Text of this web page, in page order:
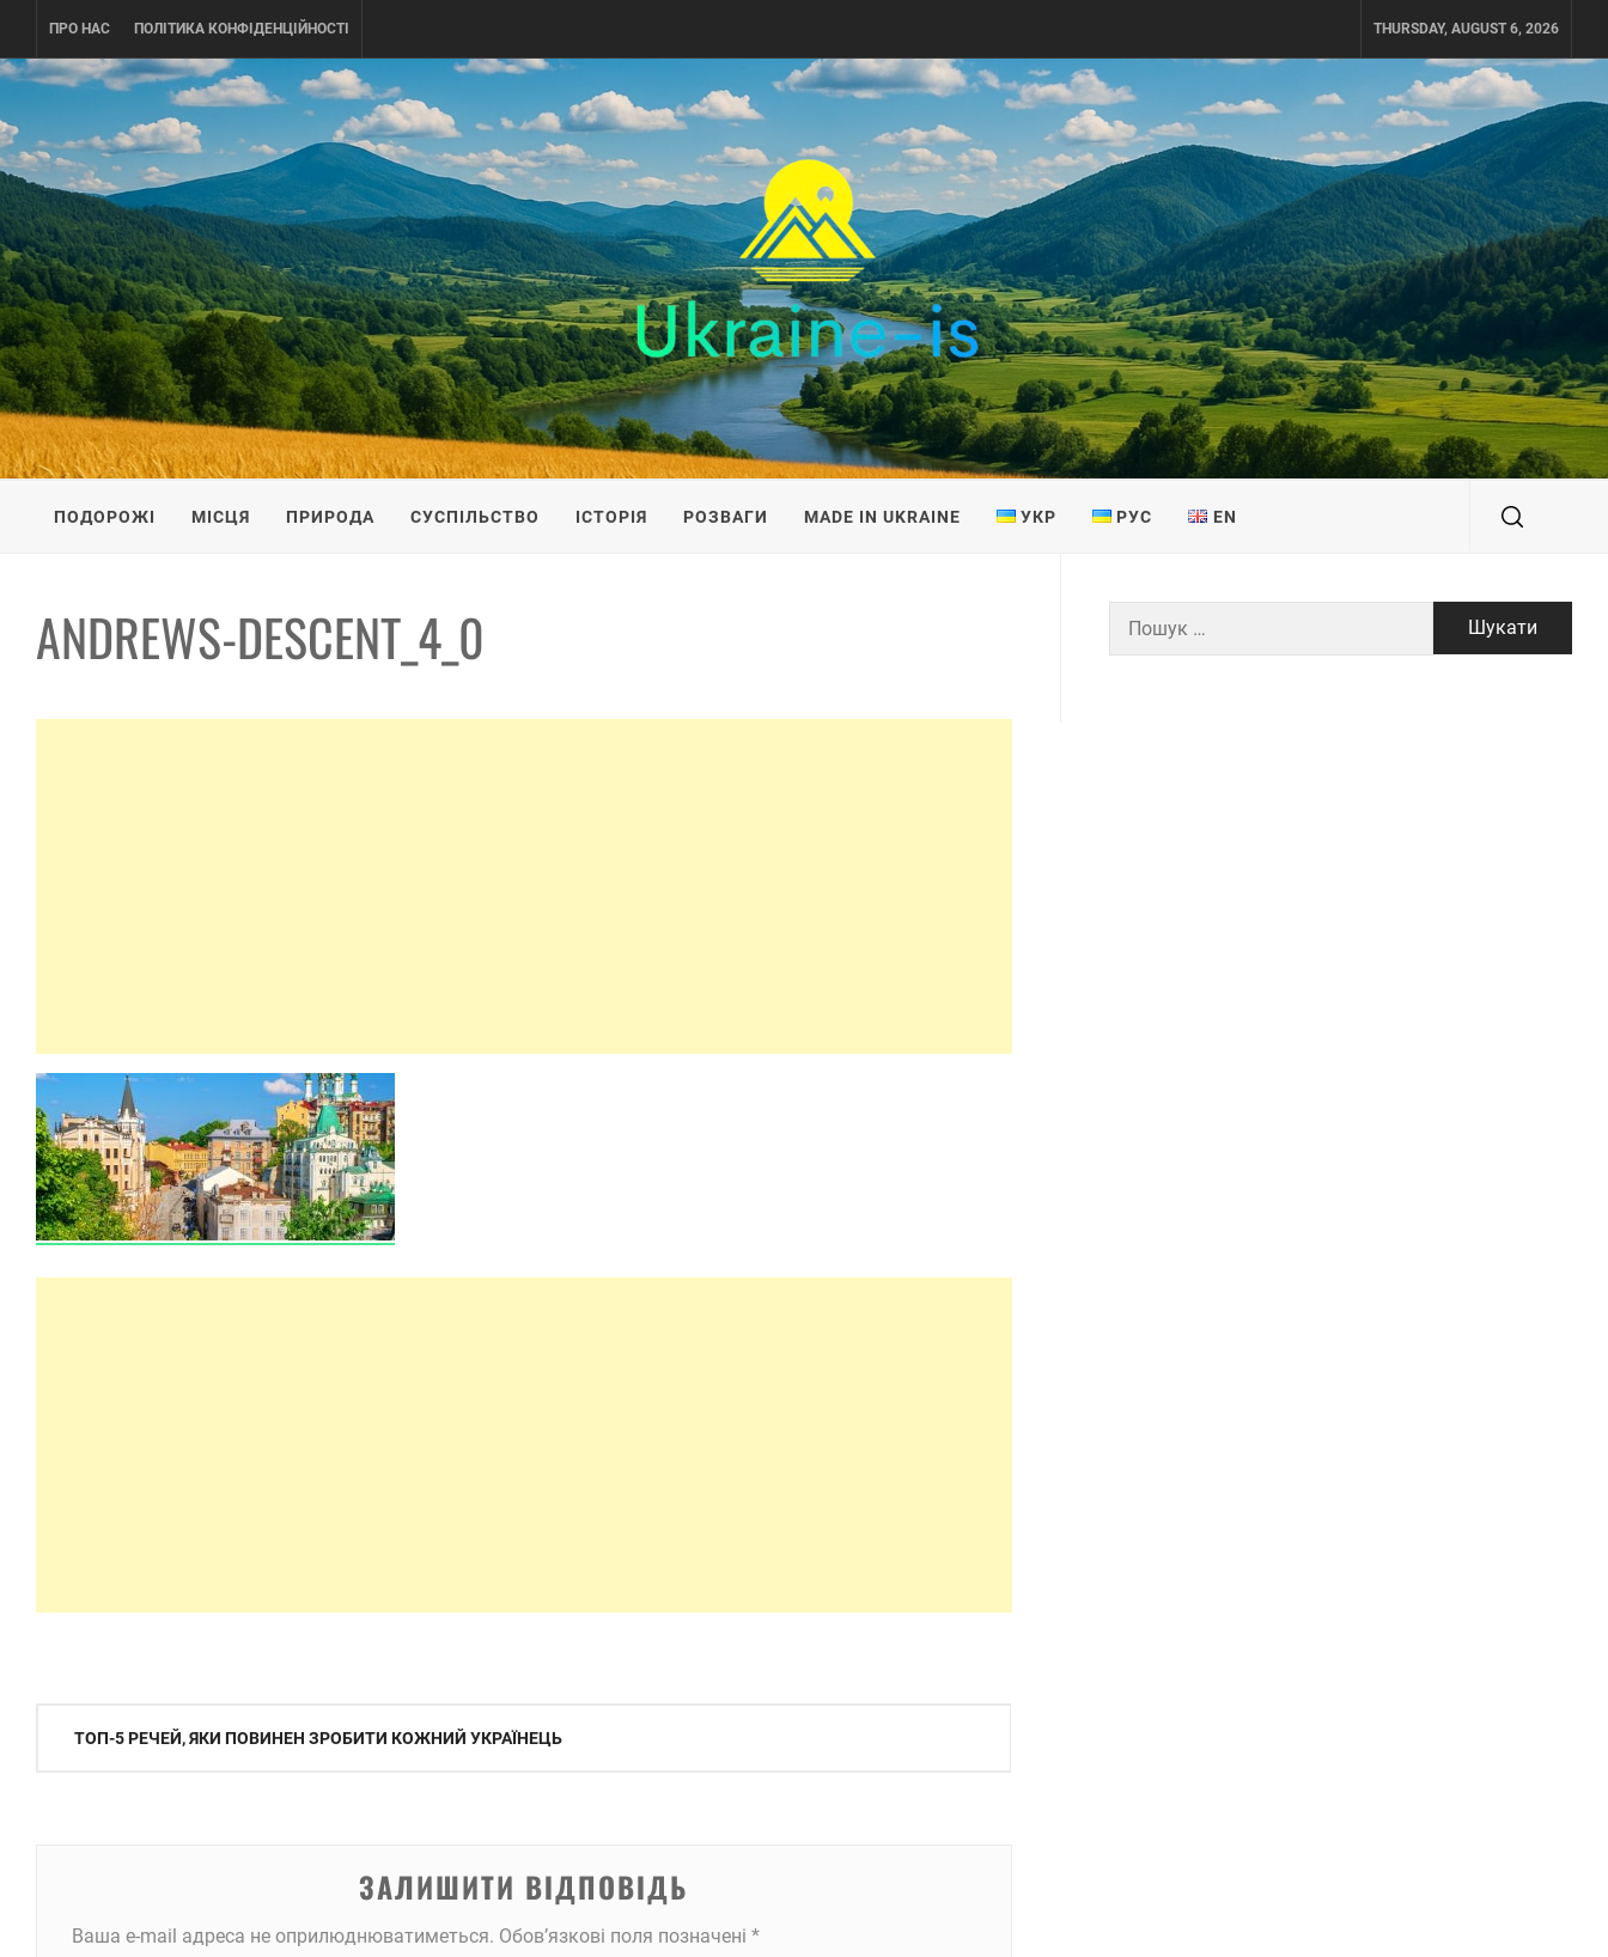
content
ПРО НАС ПОЛІТИКА КОНФІДЕНЦІЙНОСТІ THURSDAY, AUGUST 6, 2026
UKRAINE-IS
ПОДОРОЖI ПО УКРАЇНІ
ПОДОРОЖІ МІСЦЯ ПРИРОДА СУСПІЛЬСТВО ІСТОРІЯ РОЗВАГИ MADE IN UKRAINE УКР РУС EN
ANDREWS-DESCENT_4_0
Навігація
ТОП-5 РЕЧЕЙ, ЯКИ ПОВИНЕН ЗРОБИТИ КОЖНИЙ УКРАЇНЕЦЬ
ЗАЛИШИТИ ВІДПОВІДЬ
Ваша e-mail адреса не оприлюднюватиметься. Обов’язкові поля позначені *